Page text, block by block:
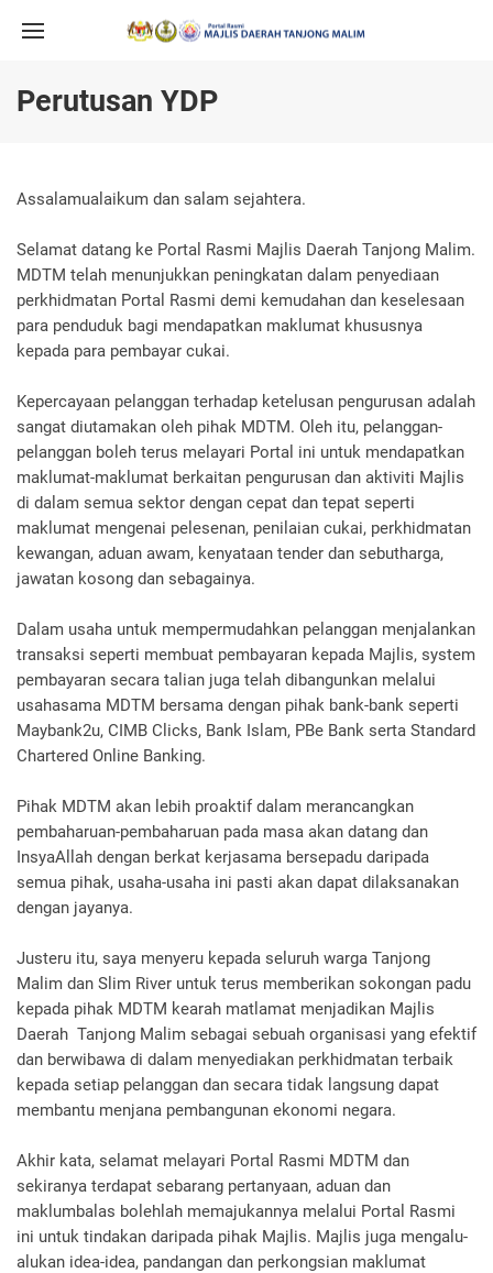
Perutusan YDP
Assalamualaikum dan salam sejahtera.
Selamat datang ke Portal Rasmi Majlis Daerah Tanjong Malim.
MDTM telah menunjukkan peningkatan dalam penyediaan
perkhidmatan Portal Rasmi demi kemudahan dan keselesaan
para penduduk bagi mendapatkan maklumat khususnya
kepada para pembayar cukai.
Kepercayaan pelanggan terhadap ketelusan pengurusan adalah
sangat diutamakan oleh pihak MDTM. Oleh itu, pelanggan-
pelanggan boleh terus melayari Portal ini untuk mendapatkan
maklumat-maklumat berkaitan pengurusan dan aktiviti Majlis
di dalam semua sektor dengan cepat dan tepat seperti
maklumat mengenai pelesenan, penilaian cukai, perkhidmatan
kewangan, aduan awam, kenyataan tender dan sebutharga,
jawatan kosong dan sebagainya.
Dalam usaha untuk mempermudahkan pelanggan menjalankan
transaksi seperti membuat pembayaran kepada Majlis, system
pembayaran secara talian juga telah dibangunkan melalui
usahasama MDTM bersama dengan pihak bank-bank seperti
Maybank2u, CIMB Clicks, Bank Islam, PBe Bank serta Standard
Chartered Online Banking.
Pihak MDTM akan lebih proaktif dalam merancangkan
pembaharuan-pembaharuan pada masa akan datang dan
InsyaAllah dengan berkat kerjasama bersepadu daripada
semua pihak, usaha-usaha ini pasti akan dapat dilaksanakan
dengan jayanya.
Justeru itu, saya menyeru kepada seluruh warga Tanjong
Malim dan Slim River untuk terus memberikan sokongan padu
kepada pihak MDTM kearah matlamat menjadikan Majlis
Daerah Tanjong Malim sebagai sebuah organisasi yang efektif
dan berwibawa di dalam menyediakan perkhidmatan terbaik
kepada setiap pelanggan dan secara tidak langsung dapat
membantu menjana pembangunan ekonomi negara.
Akhir kata, selamat melayari Portal Rasmi MDTM dan
sekiranya terdapat sebarang pertanyaan, aduan dan
maklumbalas bolehlah memajukannya melalui Portal Rasmi
ini untuk tindakan daripada pihak Majlis. Majlis juga mengalu-
alukan idea-idea, pandangan dan perkongsian maklumat